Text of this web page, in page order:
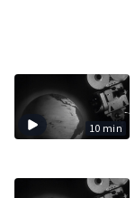
10 min